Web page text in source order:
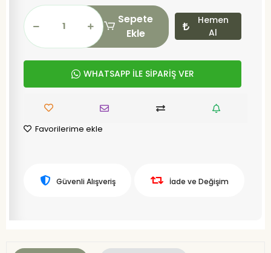
Sepete
Ekle
Hemen
Al
WHATSAPP İLE SİPARİŞ VER
Favorilerime ekle
Güvenli Alışveriş İade ve Değişim